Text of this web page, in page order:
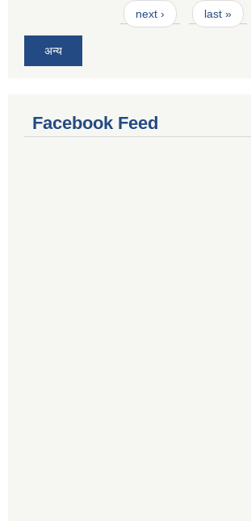
next › last »
अन्य
Facebook Feed